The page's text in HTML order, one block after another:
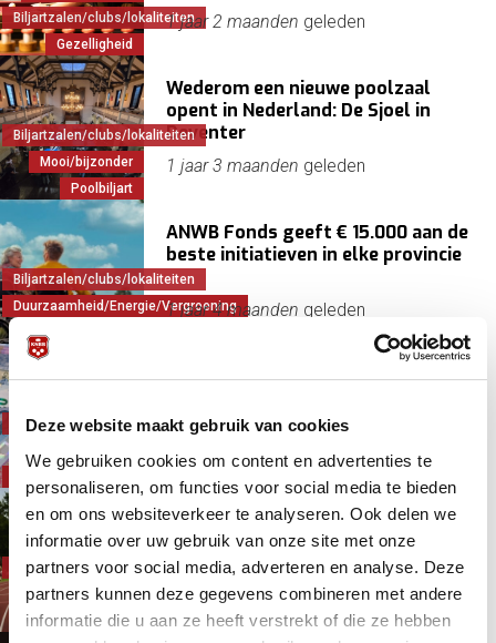
Deze website maakt gebruik van cookies
We gebruiken cookies om content en advertenties te
personaliseren, om functies voor social media te bieden
en om ons websiteverkeer te analyseren. Ook delen we
informatie over uw gebruik van onze site met onze
partners voor social media, adverteren en analyse. Deze
partners kunnen deze gegevens combineren met andere
informatie die u aan ze heeft verstrekt of die ze hebben
Biljartzalen/clubs/lokaliteiten
Gezelligheid
1 jaar 2 maanden geleden
Biljartzalen/clubs/lokaliteiten
Mooi/bijzonder
Poolbiljart
Wederom een nieuwe poolzaal
opent in Nederland: De Sjoel in
Deventer
1 jaar 3 maanden geleden
Biljartzalen/clubs/lokaliteiten
Duurzaamheid/Energie/Vergroening
ANWB Fonds geeft € 15.000 aan de
beste initiatieven in elke provincie
1 jaar 4 maanden geleden
Biljartzalen/clubs/lokaliteiten
Aanvragen ondersteuningsbudget
17 april 2026
4 maanden 3 wekengeleden
Biljartzalen/clubs/lokaliteiten
Initiatieven
Verenigingen
Inspiratieavonden Rabo
ClubSupport - meld je aan!
1 jaar 6 maandengeleden